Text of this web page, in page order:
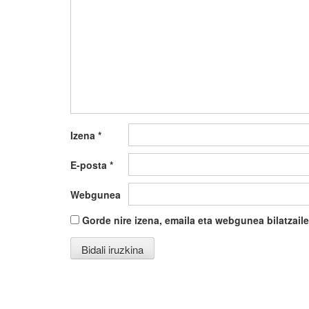
Izena *
E-posta *
Webgunea
Gorde nire izena, emaila eta webgunea